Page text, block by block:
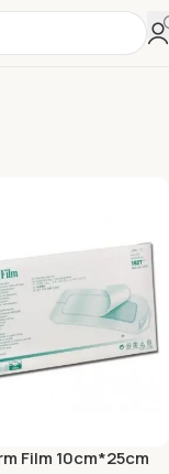
Film 10cm*25cm